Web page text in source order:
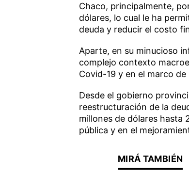
Chaco, principalmente,
dólares, lo cual le ha
deuda y reducir el costo
Aparte, en su minucioso
complejo contexto
Covid-19 y en el marco
Desde el gobierno
reestructuración de la
millones de dólares hasta
pública y en el